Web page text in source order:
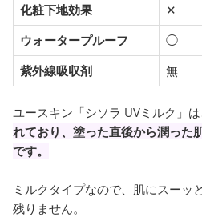
化粧下地効果
✕
ウォータープルーフ
◯
紫外線吸収剤
無
ユースキン「シソラ UVミルク」は
れており、塗った直後から潤った
です。
ミルクタイプなので、肌にスーッ
残りません。